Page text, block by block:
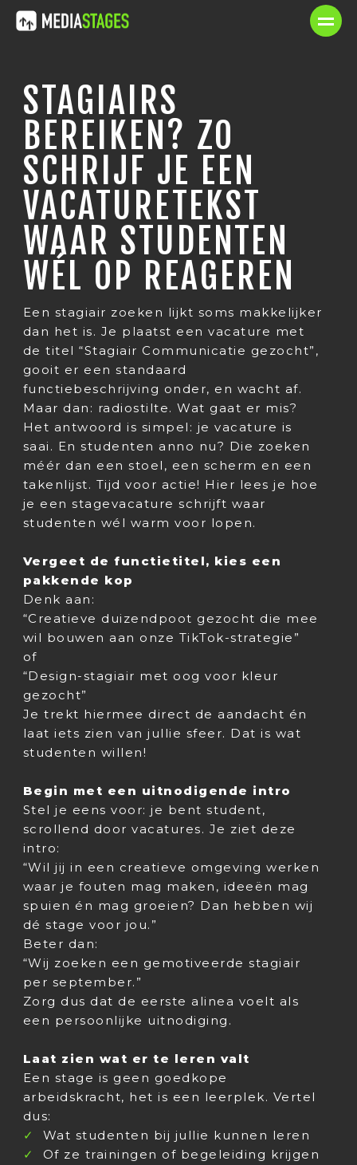
STAGIAIRS
BEREIKEN? ZO
SCHRIJF JE EEN
VACATURETEKST
WAAR STUDENTEN
WÉL OP REAGEREN
Een stagiair zoeken lijkt soms makkelijker
dan het is. Je plaatst een vacature met
de titel “Stagiair Communicatie gezocht”,
gooit er een standaard
functiebeschrijving onder, en wacht af.
Maar dan: radiostilte. Wat gaat er mis?
Het antwoord is simpel: je vacature is
saai. En studenten anno nu? Die zoeken
méér dan een stoel, een scherm en een
takenlijst. Tijd voor actie! Hier lees je hoe
je een stagevacature schrijft waar
studenten wél warm voor lopen.
Vergeet de functietitel, kies een
pakkende kop
Denk aan:
“Creatieve duizendpoot gezocht die mee
wil bouwen aan onze TikTok-strategie”
of
“Design-stagiair met oog voor kleur
gezocht”
Je trekt hiermee direct de aandacht én
laat iets zien van jullie sfeer. Dat is wat
studenten willen!
Begin met een uitnodigende intro
Stel je eens voor: je bent student,
scrollend door vacatures. Je ziet deze
intro:
“Wil jij in een creatieve omgeving werken
waar je fouten mag maken, ideeën mag
spuien én mag groeien? Dan hebben wij
dé stage voor jou.”
Beter dan:
“Wij zoeken een gemotiveerde stagiair
per september.”
Zorg dus dat de eerste alinea voelt als
een persoonlijke uitnodiging.
Laat zien wat er te leren valt
Een stage is geen goedkope
arbeidskracht, het is een leerplek. Vertel
dus:
Wat studenten bij jullie kunnen leren
Of ze trainingen of begeleiding krijgen